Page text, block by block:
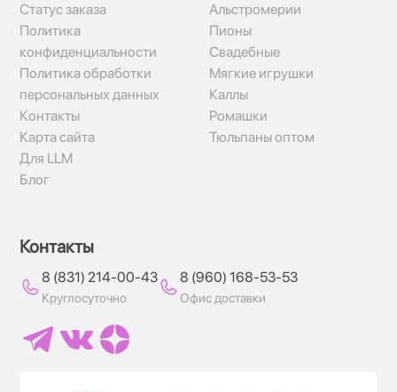
Статус заказа
Политика
конфиденциальности
Политика обработки
персональных данных
Контакты
Карта сайта
Для LLM
Блог
Альстромерии
Пионы
Свадебные
Мягкие игрушки
Каллы
Ромашки
Тюльпаны оптом
Контакты
8 (831) 214-00-43
Круглосуточно
8 (960) 168-53-53
Офис доставки